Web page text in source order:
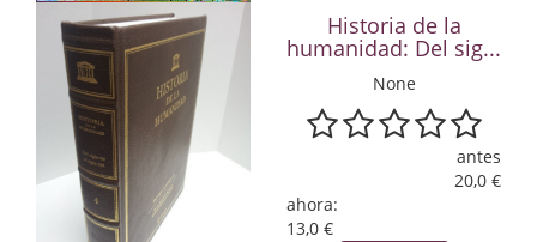
Literatura fantástica
Literatura hispanoamericana
Mafia y espionaje
Matemáticas
Historia de la
humanidad: Del sig...
None
antes
20,0 €
ahora:
13,0 €